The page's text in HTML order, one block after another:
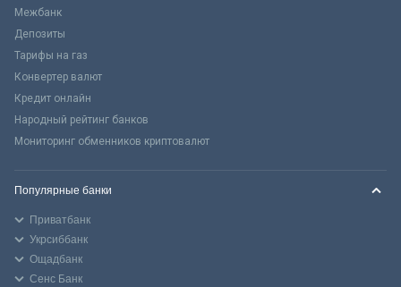
Межбанк
Депозиты
Тарифы на газ
Конвертер валют
Кредит онлайн
Народный рейтинг банков
Мониторинг обменников криптовалют
Популярные банки
Приватбанк
Укрсиббанк
Ощадбанк
Сенс Банк